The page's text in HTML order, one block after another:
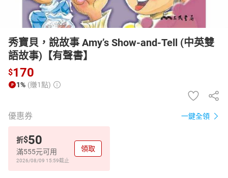
秀寶貝，說故事 Amy’s Show-and-Tell (中英雙
語故事)【有聲書】
$170
1% (賺1點)
優惠券 一鍵全領
折$50
滿555元可用
2026/08/09 15:59截止
領取